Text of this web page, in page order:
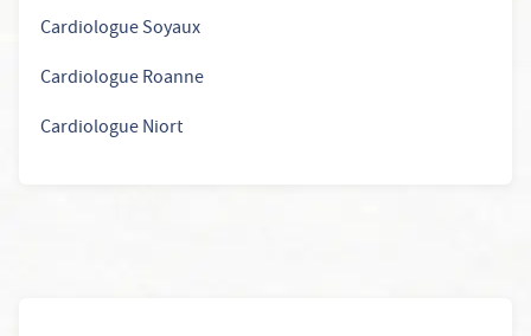
Cardiologue Soyaux
Cardiologue Roanne
Cardiologue Niort